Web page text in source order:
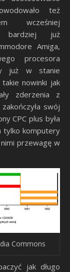
też
wcześniej
bardziej już
Amiga,
procesora
już w stanie
nowinki jak
zderzenia z
swój
CPC plus była
tylko komputery
przewagę w
Commons
jak długo